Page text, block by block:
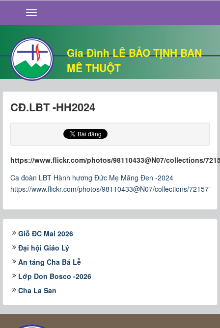
Gia Đình LÊ BẢO TỊNH BAN
MÊ THUỘT
GIỚI THIỆU
TIN TỨC
SỐNG ĐẠO
CHUYỆN NHÀ
QUÁN VĂN
THƯ GIÃN
CĐ.LBT -HH2024
https://www.flickr.com/photos/98110433@N07/collections/
Ca đoàn LBT Hành hương Đức Mẹ Măng Đen -2024
https://www.flickr.com/photos/98110433@N07/collections/
Giỗ ĐC Mai 2026
Đại hội Giáo Lý
An táng Cha Bá Lễ
Lớp Don Bosco -2026
Cha La San